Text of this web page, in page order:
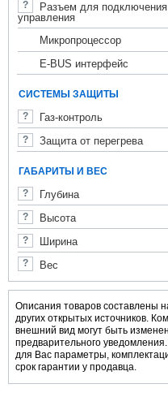
Разъем для
управления
Микропроцессор
E-BUS интерфейс
СИСТЕМЫ ЗАЩИТЫ
Газ-контроль
Защита от перегрева
ГАБАРИТЫ И ВЕС
Глубина
Высота
Ширина
Вес
Описания товаров составлены
других открытых источников.
внешний вид могут быть
предварительного
для Вас параметры,
срок гарантии у продавца.